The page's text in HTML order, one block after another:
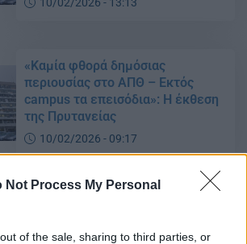
Not Process My Personal
of the sale, sharing to third parties, or
«Καμία φθορά δημόσιας
περιουσίας στο ΑΠΘ – Εκτός
campus τα επεισόδια»: Η έκθεση
της Πρυτανείας
10/02/2026 - 09:17
ακριβώς τι έγινε – Όπου